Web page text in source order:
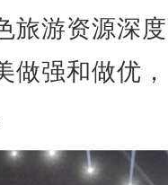
旅游资源深
做强和做优